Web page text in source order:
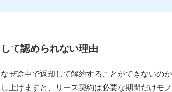
て認められない理由
ぜ途中で返却して解約することができないの
上げますと、リース契約は必要な期間だけモ